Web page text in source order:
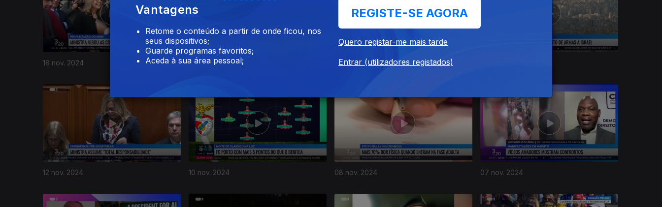
18 nov. 2024 15 nov. 2024 14 nov. 2024
12 nov. 2024 10 nov. 2024 08 nov. 2024 07 nov. 2024
805712
Vantagens
Retome o conteúdo a partir de onde ficou, nos
seus dispositivos;
Guarde programas favoritos;
Aceda à sua área pessoal;
REGISTE-SE AGORA
Quero registar-me mais tarde
Entrar (utilizadores registados)